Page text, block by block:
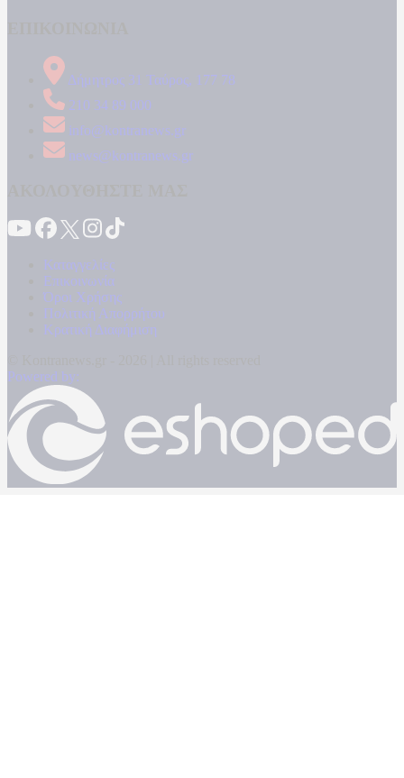
Δήμητρος 31 Ταύρος, 177 78
210 34 89 000
info@kontranews.gr
news@kontranews.gr
Καταγγελίες
Επικοινωνία
Όροι Χρήσης
Πολιτική Απορρήτου
Κρατική Διαφήμιση
Powered by: